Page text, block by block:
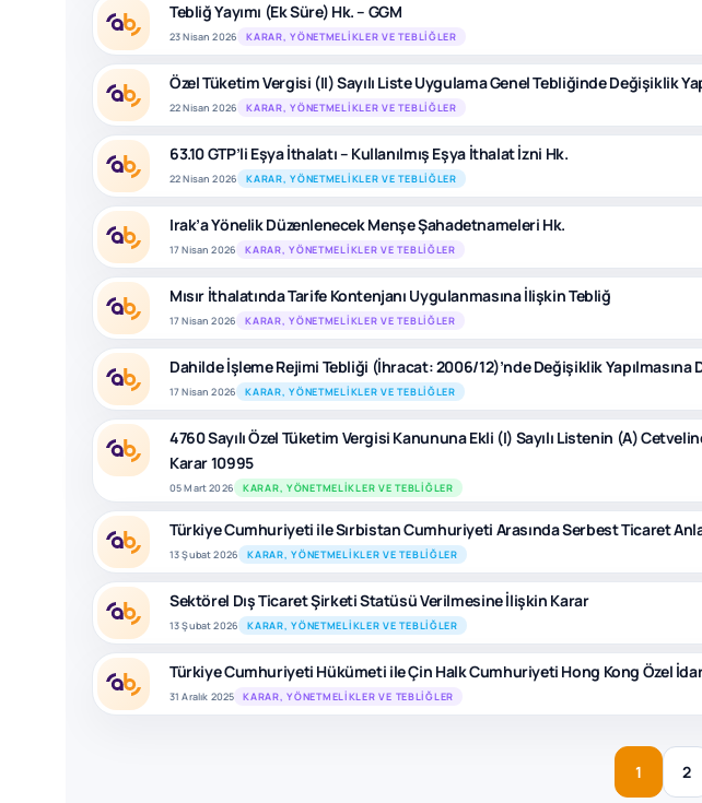
Tebliğ Yayımı (Ek Süre) Hk. – GGM
23 Nisan 2026 KARAR, YÖNETMELIKLER VE TEBLIĞLER
Özel Tüketim Vergisi (II) Sayılı Liste Uygulama Genel Tebliğinde Değişiklik
22 Nisan 2026 KARAR, YÖNETMELIKLER VE TEBLIĞLER
63.10 GTP’li Eşya İthalatı – Kullanılmış Eşya İthalat İzni Hk.
22 Nisan 2026 KARAR, YÖNETMELIKLER VE TEBLIĞLER
Irak’a Yönelik Düzenlenecek Menşe Şahadetnameleri Hk.
17 Nisan 2026 KARAR, YÖNETMELIKLER VE TEBLIĞLER
Mısır İthalatında Tarife Kontenjanı Uygulanmasına İlişkin Tebliğ
17 Nisan 2026 KARAR, YÖNETMELIKLER VE TEBLIĞLER
Dahilde İşleme Rejimi Tebliği (İhracat: 2006/12)’nde Değişiklik
17 Nisan 2026 KARAR, YÖNETMELIKLER VE TEBLIĞLER
4760 Sayılı Özel Tüketim Vergisi Kanununa Ekli (I) Sayılı Listenin (A)
Karar 10995
05 Mart 2026 KARAR, YÖNETMELIKLER VE TEBLIĞLER
Türkiye Cumhuriyeti ile Sırbistan Cumhuriyeti Arasında Serbest Ticaret
13 Şubat 2026 KARAR, YÖNETMELIKLER VE TEBLIĞLER
Sektörel Dış Ticaret Şirketi Statüsü Verilmesine İlişkin Karar
13 Şubat 2026 KARAR, YÖNETMELIKLER VE TEBLIĞLER
Türkiye Cumhuriyeti Hükümeti ile Çin Halk Cumhuriyeti Hong Kong Özel
31 Aralık 2025 KARAR, YÖNETMELIKLER VE TEBLIĞLER
1 2